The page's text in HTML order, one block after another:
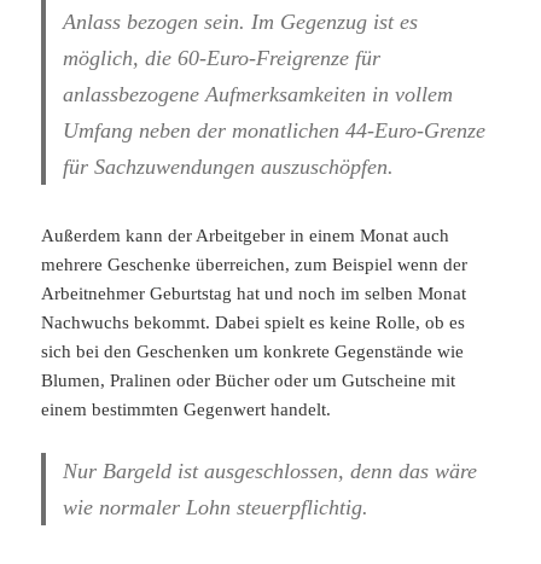
Anlass bezogen sein. Im Gegenzug ist es
möglich, die 60-Euro-Freigrenze für
anlassbezogene Aufmerksamkeiten in vollem
Umfang neben der monatlichen 44-Euro-Grenze
für Sachzuwendungen auszuschöpfen.
Außerdem kann der Arbeitgeber in einem Monat auch
mehrere Geschenke überreichen, zum Beispiel wenn der
Arbeitnehmer Geburtstag hat und noch im selben Monat
Nachwuchs bekommt. Dabei spielt es keine Rolle, ob es
sich bei den Geschenken um konkrete Gegenstände wie
Blumen, Pralinen oder Bücher oder um Gutscheine mit
einem bestimmten Gegenwert handelt.
Nur Bargeld ist ausgeschlossen, denn das wäre
wie normaler Lohn steuerpflichtig.